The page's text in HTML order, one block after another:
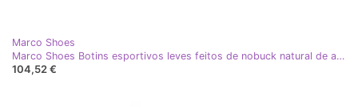
Marco Shoes
Marco Shoes Botins esportivos leves feitos de nobuck natural de alta qualidade preto
104,52 €